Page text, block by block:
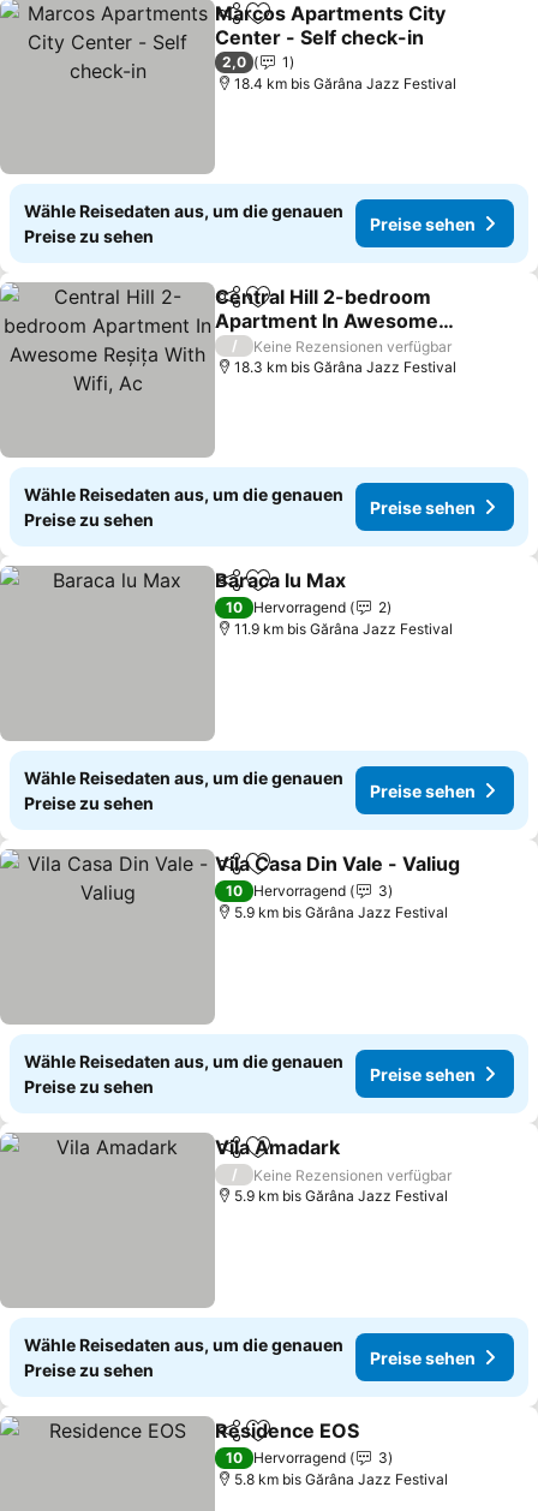
TeilenZu Favoriten hinzufügen
Marcos Apartments City
Center - Self check-in
2,0
1
18.4 km bis Gărâna Jazz Festival
Wähle Reisedaten aus, um die genauen
Preise zu sehen
Preise sehen
TeilenZu Favoriten hinzufügen
Central Hill 2-bedroom
Apartment In Awesome
Reșița With Wifi, Ac
/
Keine Rezensionen verfügbar
18.3 km bis Gărâna Jazz Festival
Wähle Reisedaten aus, um die genauen
Preise zu sehen
Preise sehen
TeilenZu Favoriten hinzufügen
Baraca lu Max
10 Hervorragend
2
11.9 km bis Gărâna Jazz Festival
Wähle Reisedaten aus, um die genauen
Preise zu sehen
Preise sehen
TeilenZu Favoriten hinzufügen
Vila Casa Din Vale - Valiug
10 Hervorragend
3
5.9 km bis Gărâna Jazz Festival
Wähle Reisedaten aus, um die genauen
Preise zu sehen
Preise sehen
TeilenZu Favoriten hinzufügen
Vila Amadark
/
Keine Rezensionen verfügbar
5.9 km bis Gărâna Jazz Festival
Wähle Reisedaten aus, um die genauen
Preise zu sehen
Preise sehen
TeilenZu Favoriten hinzufügen
Residence EOS
10 Hervorragend
3
5.8 km bis Gărâna Jazz Festival